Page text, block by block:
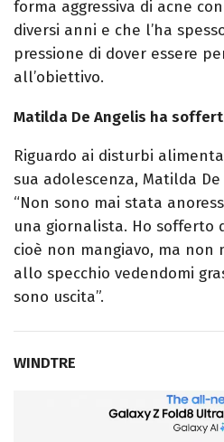
forma aggressiva di acne
diversi anni e che l’ha
pressione di dover essere
all’obiettivo.
Matilda De Angelis ha
Riguardo ai disturbi
sua adolescenza, Matilda
“Non sono mai stata
una giornalista. Ho sofferto
cioè non mangiavo, ma non
allo specchio vedendomi
sono uscita”.
WINDTRE